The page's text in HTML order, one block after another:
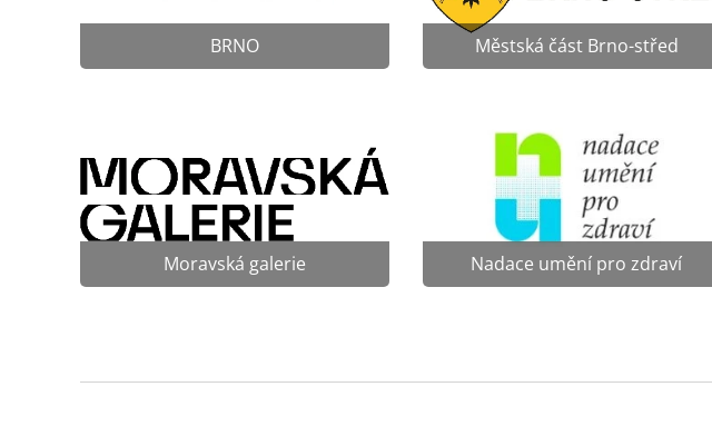
BRNO Městská část Brno-střed
Moravská galerie Nadace umění pro zdraví